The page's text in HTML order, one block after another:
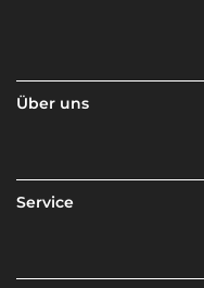
Über uns
Service